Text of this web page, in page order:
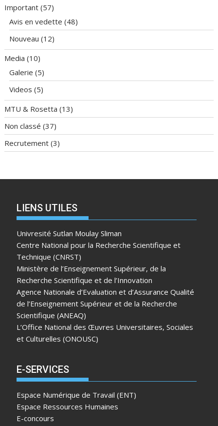
Important (57)
Avis en vedette (48)
Nouveau (12)
Media (10)
Galerie (5)
Videos (5)
MTU & Rosetta (13)
Non classé (37)
Recrutement (3)
LIENS UTILES
Univresité Sutlan Moulay Sliman
Centre National pour la Recherche Scientifique et
Technique (CNRST)
Ministère de l’Enseignement Supérieur, de la
Recherche Scientifique et de l’Innovation
Agence Nationale d’Evaluation et d’Assurance Qualité
de l’Enseignement Supérieur et de la Recherche
Scientifique (ANEAQ)
L’Office National des Œuvres Universitaires, Sociales
et Culturelles (ONOUSC)
E-SERVICES
Espace Numérique de Travail (ENT)
Espace Ressources Humaines
E-concours